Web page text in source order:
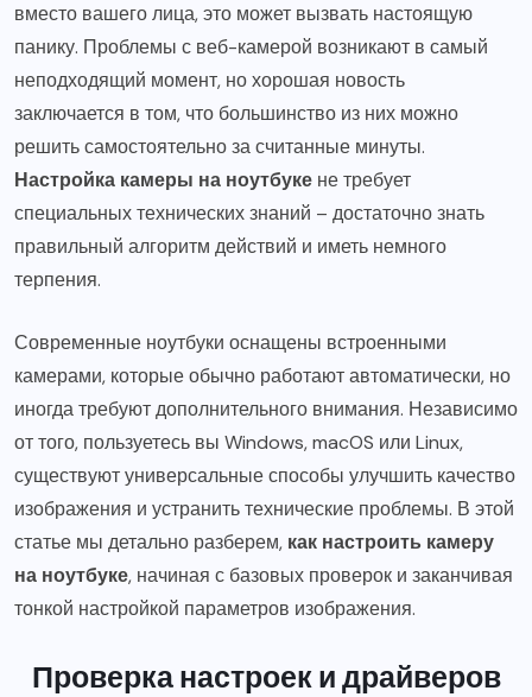
вместо вашего лица, это может вызвать настоящую
панику. Проблемы с веб-камерой возникают в самый
неподходящий момент, но хорошая новость
заключается в том, что большинство из них можно
решить самостоятельно за считанные минуты.
Настройка камеры на ноутбуке не требует
специальных технических знаний – достаточно знать
правильный алгоритм действий и иметь немного
терпения.
Современные ноутбуки оснащены встроенными
камерами, которые обычно работают автоматически, но
иногда требуют дополнительного внимания. Независимо
от того, пользуетесь вы Windows, macOS или Linux,
существуют универсальные способы улучшить качество
изображения и устранить технические проблемы. В этой
статье мы детально разберем, как настроить камеру
на ноутбуке, начиная с базовых проверок и заканчивая
тонкой настройкой параметров изображения.
Проверка настроек и драйверов